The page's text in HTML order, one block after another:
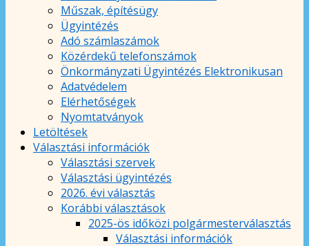
Műszak, építésügy
Ügyintézés
Adó számlaszámok
Közérdekű telefonszámok
Önkormányzati Ügyintézés Elektronikusan
Adatvédelem
Elérhetőségek
Nyomtatványok
Letöltések
Választási információk
Választási szervek
Választási ügyintézés
2026. évi választás
Korábbi választások
2025-ös időközi polgármesterválasztás
Választási információk